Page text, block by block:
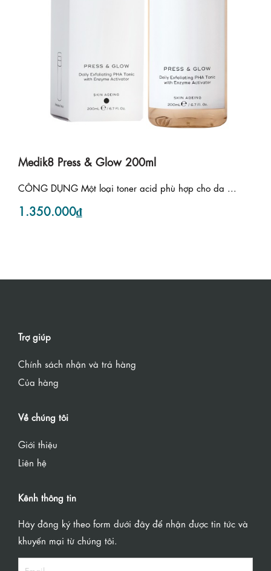
Medik8 Press & Glow 200ml
CÔNG DỤNG Một loại toner acid phù hợp cho da ...
1.350.000₫
Trợ giúp
Chính sách nhận và trả hàng
Của hàng
Về chúng tôi
Giới thiệu
Liên hệ
Kênh thông tin
Hãy đăng ký theo form dưới đây để nhận được tin tức và
khuyến mại từ chúng tôi.